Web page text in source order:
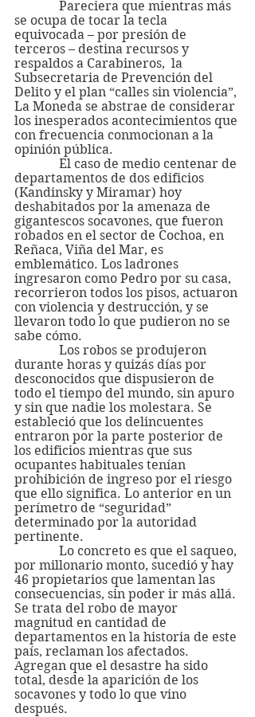
se ocupa de tocar la tecla
equivocada – por presión de
terceros – destina recursos y
respaldos a Carabineros,  la
Subsecretaria de Prevención del
Delito y el plan “calles sin violencia”,
La Moneda se abstrae de considerar
los inesperados acontecimientos que
con frecuencia conmocionan a la
opinión pública.
departamentos de dos edificios
(Kandinsky y Miramar) hoy
deshabitados por la amenaza de
gigantescos socavones, que fueron
robados en el sector de Cochoa, en
Reñaca, Viña del Mar, es
emblemático. Los ladrones
ingresaron como Pedro por su casa,
recorrieron todos los pisos, actuaron
con violencia y destrucción, y se
llevaron todo lo que pudieron no se
sabe cómo.
durante horas y quizás días por
desconocidos que dispusieron de
todo el tiempo del mundo, sin apuro
y sin que nadie los molestara. Se
estableció que los delincuentes
entraron por la parte posterior de
los edificios mientras que sus
ocupantes habituales tenían
prohibición de ingreso por el riesgo
que ello significa. Lo anterior en un
perímetro de “seguridad”
determinado por la autoridad
pertinente.
por millonario monto, sucedió y hay
46 propietarios que lamentan las
consecuencias, sin poder ir más allá.
Se trata del robo de mayor
magnitud en cantidad de
departamentos en la historia de este
país, reclaman los afectados.
Agregan que el desastre ha sido
total, desde la aparición de los
socavones y todo lo que vino
después.